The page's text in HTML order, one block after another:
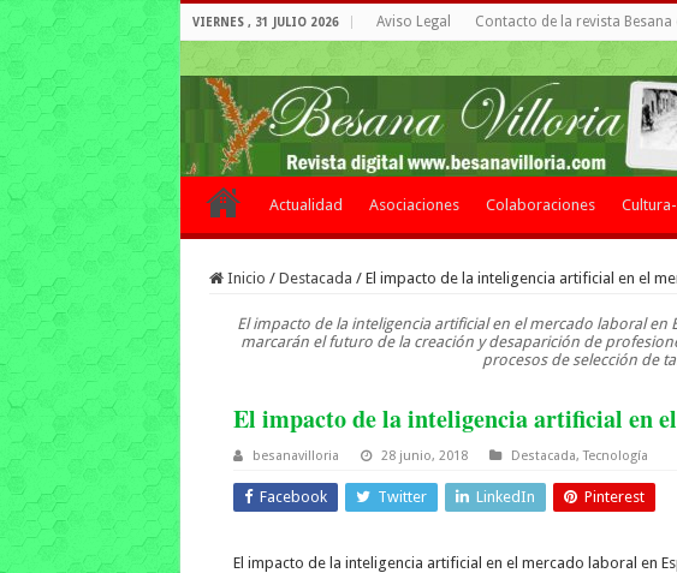
VIERNES , 31 JULIO 2026 Aviso Legal Contacto de la revista Besana
Actualidad Asociaciones Colaboraciones
Inicio / Destacada / El impacto de la inteligencia artificial en el
El impacto de la inteligencia artificial en el mercado laboral en
marcarán el futuro de la creación y desaparición de
procesos de selección de
El impacto de la inteligencia artificial en
besanavilloria 28 junio, 2018 Destacada,Tecnología
Facebook Twitter LinkedIn Pinterest
El impacto de la inteligencia artificial en el mercado laboral en